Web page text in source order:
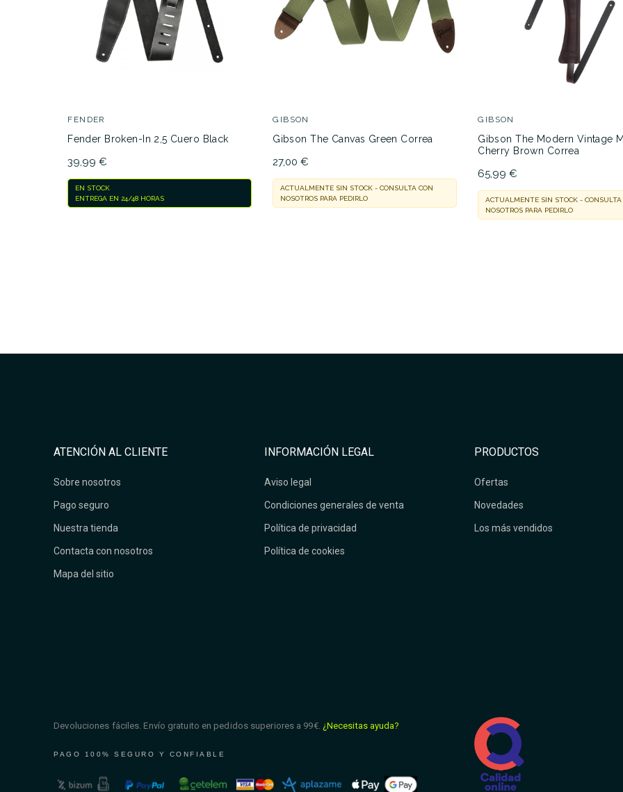
FENDER
Fender Broken-In 2,5 Cuero Black
39,99 €
EN STOCK
ENTREGA EN 24/48 HORAS
GIBSON
Gibson The Canvas Green Correa
27,00 €
ACTUALMENTE SIN STOCK - CONSULTA CON
NOSOTROS PARA PEDIRLO
GIBSON
Gibson The Modern Vintage
Cherry Brown Correa
65,99 €
ACTUALMENTE SIN STOCK - CONSULTA
NOSOTROS PARA PEDIRLO
ATENCIÓN AL CLIENTE
Sobre nosotros
Pago seguro
Nuestra tienda
Contacta con nosotros
Mapa del sitio
INFORMACIÓN LEGAL
Aviso legal
Condiciones generales de venta
Política de privacidad
Política de cookies
PRODUCTOS
Ofertas
Novedades
Los más vendidos
Devoluciones fáciles. Envío gratuito en pedidos superiores a 99€. ¿Necesitas ayuda?
PAGO 100% SEGURO Y CONFIABLE